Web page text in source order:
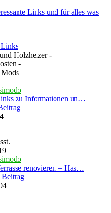
Links und für alles was
Links
Holzheizer -
-
Mods
zu Informationen un…
renovieren = Has…
Beitrag